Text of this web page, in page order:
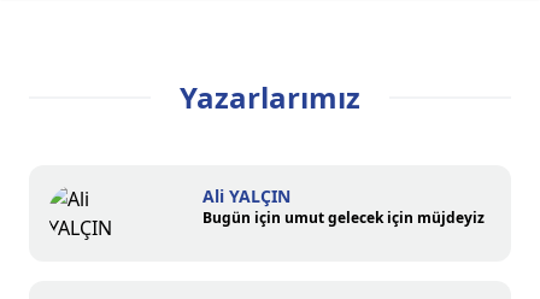
Yazarlarımız
Ali YALÇIN
Bugün için umut gelecek için müjdeyiz